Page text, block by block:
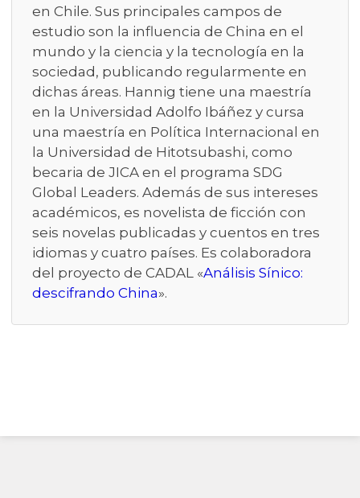
en Chile. Sus principales campos de
estudio son la influencia de China en el
mundo y la ciencia y la tecnología en la
sociedad, publicando regularmente en
dichas áreas. Hannig tiene una maestría
en la Universidad Adolfo Ibáñez y cursa
una maestría en Política Internacional en
la Universidad de Hitotsubashi, como
becaria de JICA en el programa SDG
Global Leaders. Además de sus intereses
académicos, es novelista de ficción con
seis novelas publicadas y cuentos en tres
idiomas y cuatro países. Es colaboradora
del proyecto de CADAL «Análisis Sínico:
descifrando China».